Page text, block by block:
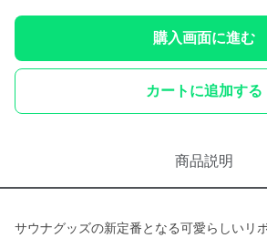
購入画面に進む
カートに追加する
商品説明
サウナグッズの新定番となる可愛らしいリ